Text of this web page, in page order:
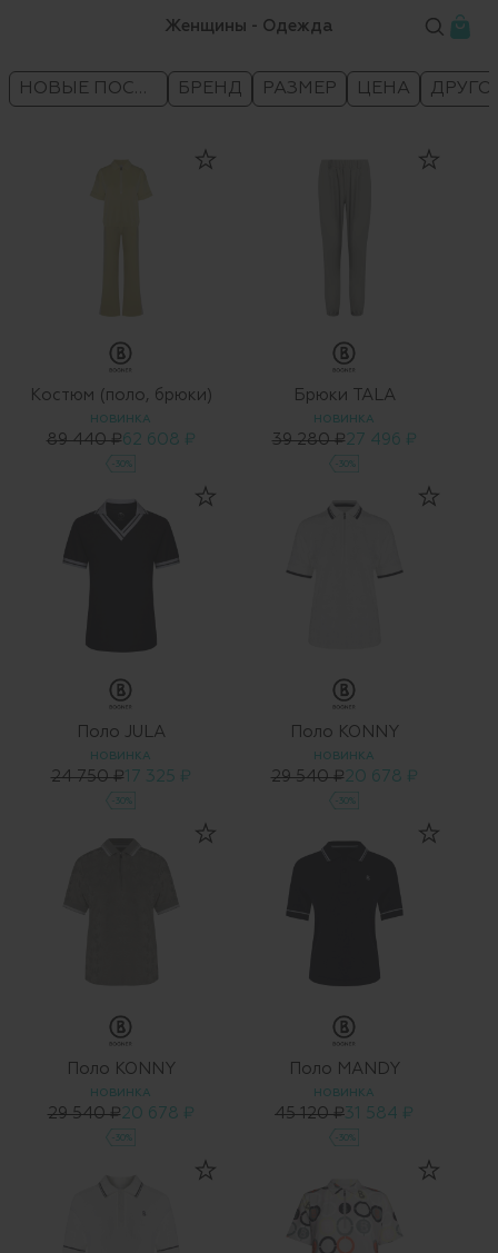
Женщины - Одежда
НОВЫЕ ПОСТУПЛЕНИЯ БРЕНД РАЗМЕР ЦЕНА
Костюм (поло, брюки)
НОВИНКА
89 440 ₽62 608 ₽
-30%
Брюки TALA
НОВИНКА
39 280 ₽27 496 ₽
-30%
Поло JULA
НОВИНКА
24 750 ₽17 325 ₽
-30%
Поло KONNY
НОВИНКА
29 540 ₽20 678 ₽
-30%
Поло KONNY
НОВИНКА
29 540 ₽20 678 ₽
-30%
Поло MANDY
НОВИНКА
45 120 ₽31 584 ₽
-30%